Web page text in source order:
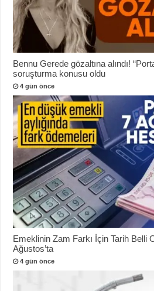
Bennu Gerede gözaltına alındı!
soruşturma konusu oldu
4 gün önce
Emeklinin Zam Farkı İçin Tarih Belli
Ağustos’ta
4 gün önce